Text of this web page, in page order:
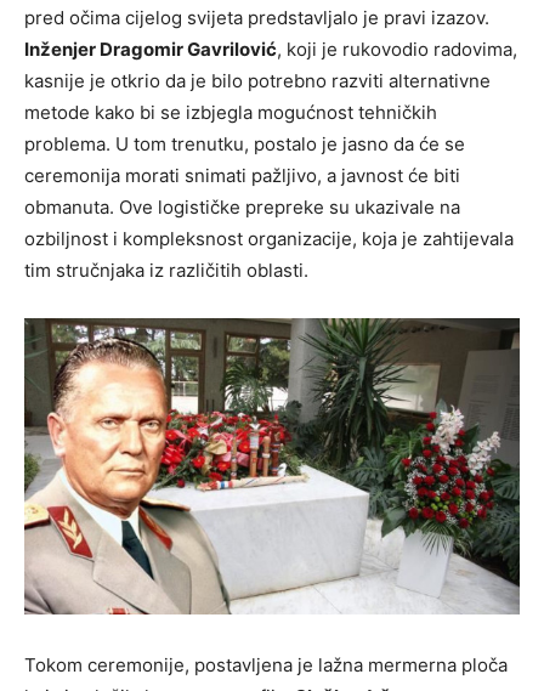
pred očima cijelog svijeta predstavljalo je pravi izazov.
Inženjer Dragomir Gavrilović, koji je rukovodio radovima,
kasnije je otkrio da je bilo potrebno razviti alternativne
metode kako bi se izbjegla mogućnost tehničkih
problema. U tom trenutku, postalo je jasno da će se
ceremonija morati snimati pažljivo, a javnost će biti
obmanuta. Ove logističke prepreke su ukazivale na
ozbiljnost i kompleksnost organizacije, koja je zahtijevala
tim stručnjaka iz različitih oblasti.
Tokom ceremonije, postavljena je lažna mermerna ploča